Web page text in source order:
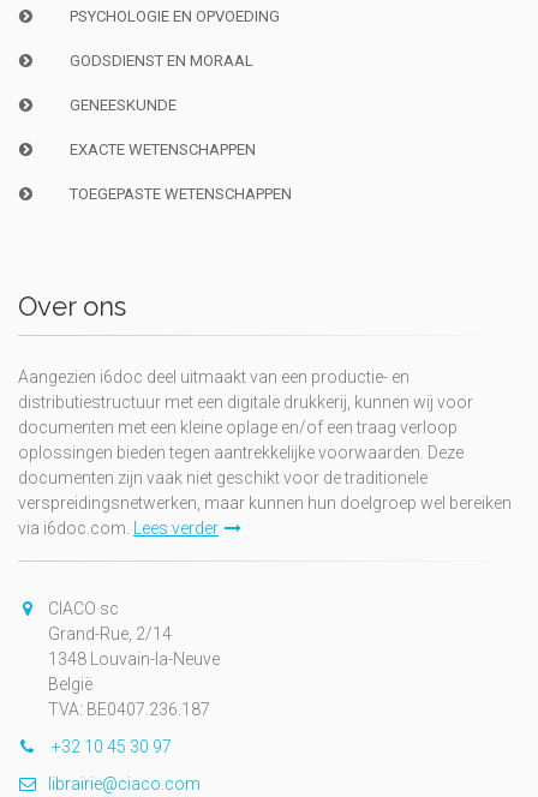
PSYCHOLOGIE EN OPVOEDING
GODSDIENST EN MORAAL
GENEESKUNDE
EXACTE WETENSCHAPPEN
TOEGEPASTE WETENSCHAPPEN
Over ons
Aangezien i6doc deel uitmaakt van een productie- en
distributiestructuur met een digitale drukkerij, kunnen wij voor
documenten met een kleine oplage en/of een traag verloop
oplossingen bieden tegen aantrekkelijke voorwaarden. Deze
documenten zijn vaak niet geschikt voor de traditionele
verspreidingsnetwerken, maar kunnen hun doelgroep wel bereiken
via i6doc.com. Lees verder
CIACO sc
Grand-Rue, 2/14
1348 Louvain-la-Neuve
België
TVA: BE0407.236.187
+32 10 45 30 97
librairie@ciaco.com